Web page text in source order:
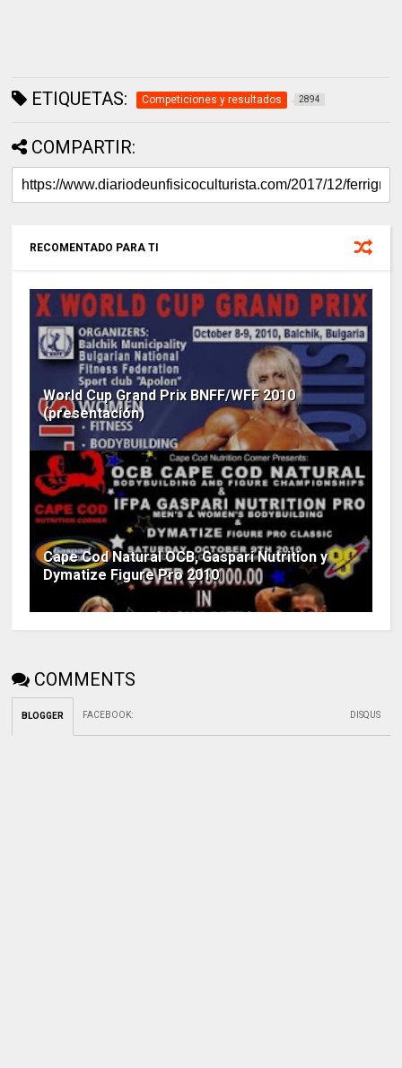
ETIQUETAS: Competiciones y resultados 2894
COMPARTIR:
RECOMENTADO PARA TI
World Cup Grand Prix BNFF/WFF 2010
(presentación)
Cape Cod Natural OCB, Gaspari Nutrition y
Dymatize Figure Pro 2010
COMMENTS
BLOGGER FACEBOOK: DISQUS